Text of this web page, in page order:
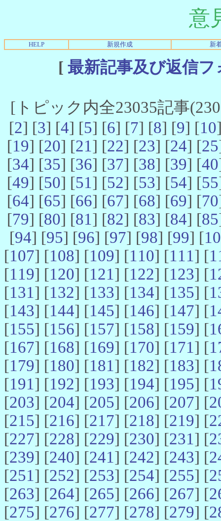
意
HELP 新規作成 新
[ 最新記事及び返信
[トピック内全23035記事
[2] [3] [4] [5] [6] [7] [8] [9] [10
[19] [20] [21] [22] [23] [24] [25
[34] [35] [36] [37] [38] [39] [40
[49] [50] [51] [52] [53] [54] [55
[64] [65] [66] [67] [68] [69] [70
[79] [80] [81] [82] [83] [84] [85
[94] [95] [96] [97] [98] [99] [
[107] [108] [109] [110] [111] [
[119] [120] [121] [122] [123] [
[131] [132] [133] [134] [135] [
[143] [144] [145] [146] [147] [
[155] [156] [157] [158] [159] [
[167] [168] [169] [170] [171] [
[179] [180] [181] [182] [183] [
[191] [192] [193] [194] [195] [
[203] [204] [205] [206] [207] [
[215] [216] [217] [218] [219] [
[227] [228] [229] [230] [231] [
[239] [240] [241] [242] [243] [
[251] [252] [253] [254] [255] [
[263] [264] [265] [266] [267] [
[275] [276] [277] [278] [279] [